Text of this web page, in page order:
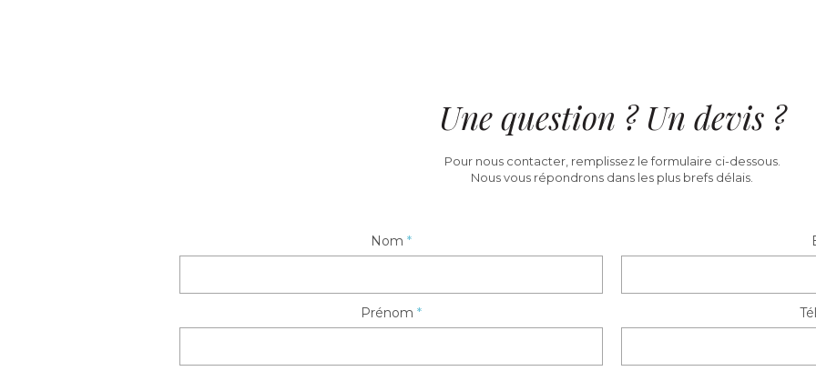
Une question ? Un devis ?
Pour nous contacter, remplissez le formulaire ci-dessous.
Nous vous répondrons dans les plus brefs délais.
Nom *
Prénom *